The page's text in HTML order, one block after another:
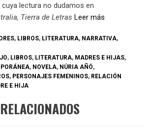
lectura no dudamos en
Tierra de Letras Leer más
, LIBROS, LITERATURA, NARRATIVA,
, LIBROS, LITERATURA, MADRES E HIJAS,
, NOVELA, NÚRIA AÑÓ,
, PERSONAJES FEMENINOS, RELACIÓN
E HIJA